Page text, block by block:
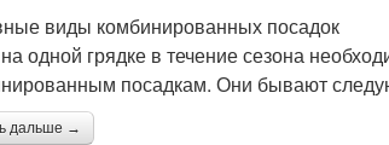
виды комбинированных посадок
одной грядке в течение сезона
посадкам. Они бывают
дальше →